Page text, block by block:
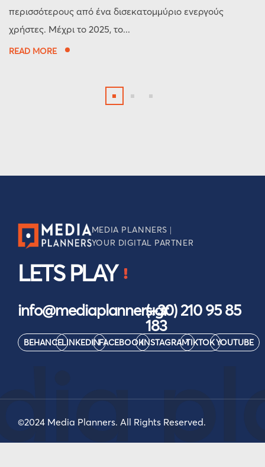
περισσότερους από ένα δισεκατομμύριο ενεργούς
χρήστες. Μέχρι το 2025, το...
READ MORE
MEDIA PLANNERS |
YOUR DIGITAL PARTNER
LETS PLAY
info@mediaplanners.gr(+30) 210 95 85
183
BEHANCELINKEDINFACEBOOKINSTAGRAMTIKTOKYOUTUBE
©2024 Media Planners. All Rights Reserved.